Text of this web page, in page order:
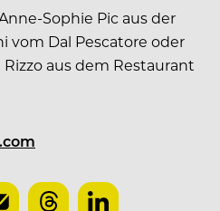
Sophie Pic aus der
vom Dal Pescatore oder
aus dem Restaurant